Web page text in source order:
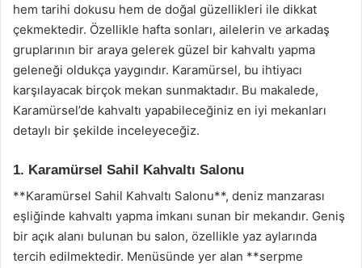
hem tarihi dokusu hem de doğal güzellikleri ile dikkat
çekmektedir. Özellikle hafta sonları, ailelerin ve arkadaş
gruplarının bir araya gelerek güzel bir kahvaltı yapma
geleneği oldukça yaygındır. Karamürsel, bu ihtiyacı
karşılayacak birçok mekan sunmaktadır. Bu makalede,
Karamürsel’de kahvaltı yapabileceğiniz en iyi mekanları
detaylı bir şekilde inceleyeceğiz.
1. Karamürsel Sahil Kahvaltı Salonu
**Karamürsel Sahil Kahvaltı Salonu**, deniz manzarası
eşliğinde kahvaltı yapma imkanı sunan bir mekandır. Geniş
bir açık alanı bulunan bu salon, özellikle yaz aylarında
tercih edilmektedir. Menüsünde yer alan **serpme